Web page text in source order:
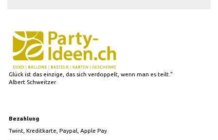
Glück ist das einzige, das sich verdoppelt, wenn man es teilt."
Albert Schweitzer
Bezahlung
Twint, Kreditkarte, Paypal, Apple Pay